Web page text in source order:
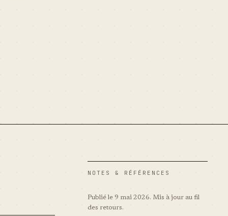
NOTES & RÉFÉRENCES
Publié le 9 mai 2026. Mis à jour au fil
des retours.